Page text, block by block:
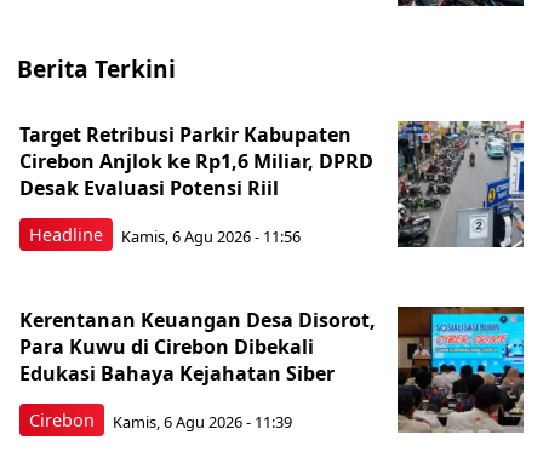
Berita Terkini
Headline
Target Retribusi Parkir Kabupaten
Cirebon Anjlok ke Rp1,6 Miliar, DPRD
Desak Evaluasi Potensi Riil
Kamis, 6 Agu 2026 - 11:56
Cirebon
Kerentanan Keuangan Desa Disorot,
Para Kuwu di Cirebon Dibekali
Edukasi Bahaya Kejahatan Siber
Kamis, 6 Agu 2026 - 11:39